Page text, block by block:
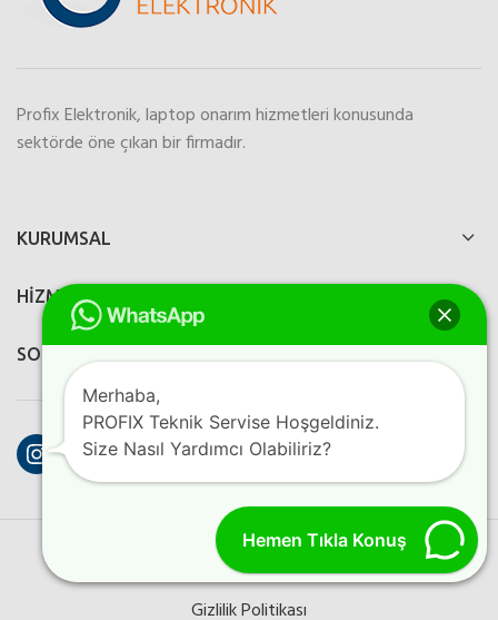
Profix Elektronik, laptop onarım hizmetleri konusunda
sektörde öne çıkan bir firmadır.
KURUMSAL
HİZMETLERİMİZ
SOSYAL MEDYA
Instagram
Facebook
YouTube
2023 Perfection Dijital AjansKreatif
Programlama
Gizlilik Politikası
Hemen Tıkla Konuş
Merhaba,
PROFIX Teknik Servise Hoşgeldiniz.
Size Nasıl Yardımcı Olabiliriz?